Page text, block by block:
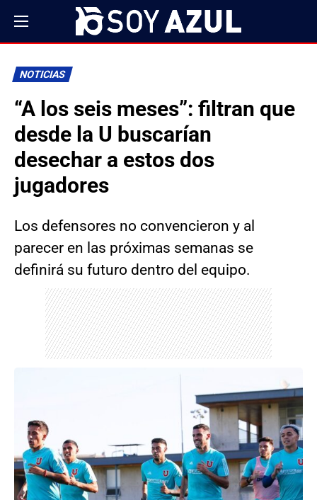
NOTICIAS
“A los seis meses”: filtran que
desde la U buscarían
desechar a estos dos
jugadores
Los defensores no convencieron y al
parecer en las próximas semanas se
definirá su futuro dentro del equipo.